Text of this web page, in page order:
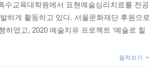
교육대학원에서 표현예술심리치료를 전공
하게 활동하고 있다. 서울문화재단 후원으로
하였고, 2020 예술치유 프로젝트 ‘예술로 힐
펼쳐보기